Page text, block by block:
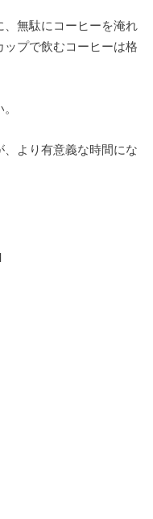
無駄にコーヒーを淹れ
プで飲むコーヒーは格
より有意義な時間にな